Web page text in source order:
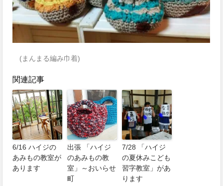
(まんまる編み巾着)
関連記事
6/16 ハイジの
あみもの教室が
あります
出張 「ハイジ
のあみもの教
室」～おいらせ
町
7/28 「ハイジ
の夏休みこども
習字教室」があ
ります